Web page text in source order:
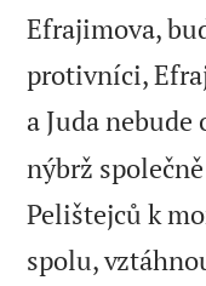
Efrajimova,
protivníci,
a Juda
nýbrž
Pelištejců k
spolu,